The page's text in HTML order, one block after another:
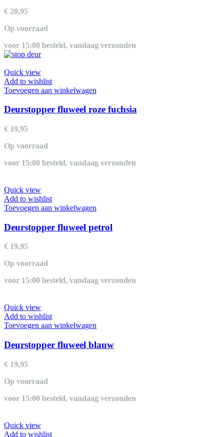
€ 20,95
Op voorraad
voor 15:00 besteld, vandaag verzonden
Quick view
Add to wishlist
Toevoegen aan winkelwagen
Deurstopper fluweel roze fuchsia
€ 19,95
Op voorraad
voor 15:00 besteld, vandaag verzonden
Quick view
Add to wishlist
Toevoegen aan winkelwagen
Deurstopper fluweel petrol
€ 19,95
Op voorraad
voor 15:00 besteld, vandaag verzonden
Quick view
Add to wishlist
Toevoegen aan winkelwagen
Deurstopper fluweel blauw
€ 19,95
Op voorraad
voor 15:00 besteld, vandaag verzonden
Quick view
Add to wishlist